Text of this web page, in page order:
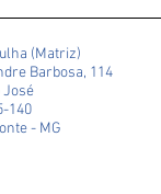
(Matriz)
Barbosa, 114
José
140
- MG